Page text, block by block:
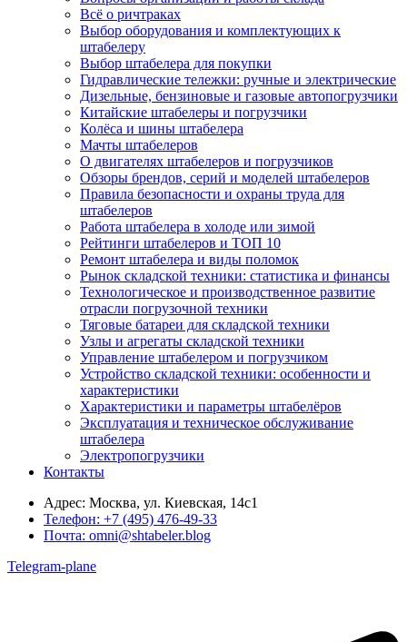
Всё о ричтраках
Выбор оборудования и комплектующих к
штабелеру
Выбор штабелера для покупки
Гидравлические тележки: ручные и электрические
Дизельные, бензиновые и газовые автопогрузчики
Китайские штабелеры и погрузчики
Колёса и шины штабелера
Мачты штабелеров
О двигателях штабелеров и погрузчиков
Обзоры брендов, серий и моделей штабелеров
Правила безопасности и охраны труда для
штабелеров
Работа штабелера в холоде или зимой
Рейтинги штабелеров и ТОП 10
Ремонт штабелера и виды поломок
Рынок складской техники: статистика и финансы
Технологическое и производственное развитие
отрасли погрузочной техники
Тяговые батареи для складской техники
Узлы и агрегаты складской техники
Управление штабелером и погрузчиком
Устройство складской техники: особенности и
характеристики
Характеристики и параметры штабелёров
Эксплуатация и техническое обслуживание
штабелера
Электропогрузчики
Контакты
Адрес: Москва, ул. Киевская, 14с1
Телефон: +7 (495) 476-49-33
Почта: omni@shtabeler.blog
Telegram-plane